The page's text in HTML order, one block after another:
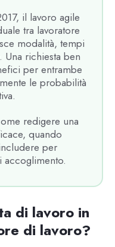
il lavoro agile
tra lavoratore
modalità, tempi
Una richiesta ben
per entrambe
le probabilità
redigere una
quando
per
accoglimento.
di lavoro in
di lavoro?